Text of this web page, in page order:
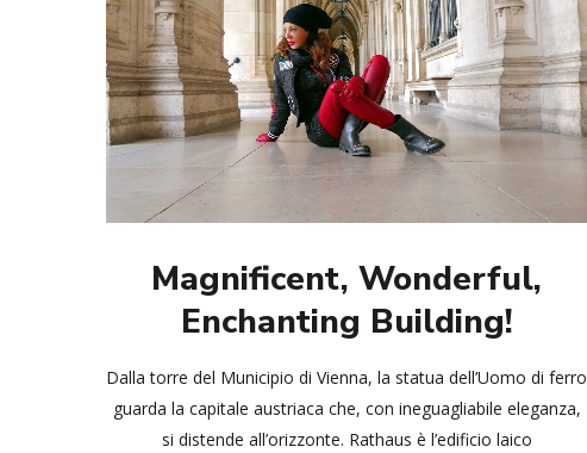
Magnificent, Wonderful,
Enchanting Building!
Dalla torre del Municipio di Vienna, la statua dell’Uomo di ferro
guarda la capitale austriaca che, con ineguagliabile eleganza,
si distende all’orizzonte. Rathaus è l’edificio laico